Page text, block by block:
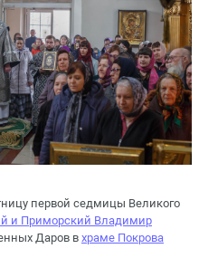
первой седмицы Великого
и Приморский Владимир
Даров в храме Покрова